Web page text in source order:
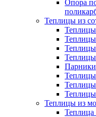
Опора
Теплицы из
Парники
Теплицы из